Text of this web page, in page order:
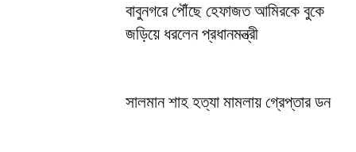
বাবুনগরে পৌঁছে হেফাজত আমিরকে বুকে
জড়িয়ে ধরলেন প্রধানমন্ত্রী
সালমান শাহ হত্যা মামলায় গ্রেপ্তার ডন